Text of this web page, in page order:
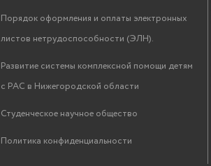
Порядок оформления и оплаты электронных
листов нетрудоспособности (ЭЛН).
Развитие системы комплексной помощи детям
с РАС в Нижегородской области
Студенческое научное общество
Политика конфиденциальности